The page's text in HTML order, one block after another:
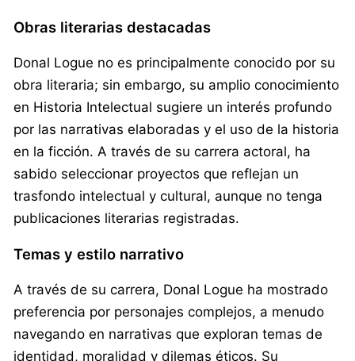
Obras literarias destacadas
Donal Logue no es principalmente conocido por su
obra literaria; sin embargo, su amplio conocimiento
en Historia Intelectual sugiere un interés profundo
por las narrativas elaboradas y el uso de la historia
en la ficción. A través de su carrera actoral, ha
sabido seleccionar proyectos que reflejan un
trasfondo intelectual y cultural, aunque no tenga
publicaciones literarias registradas.
Temas y estilo narrativo
A través de su carrera, Donal Logue ha mostrado
preferencia por personajes complejos, a menudo
navegando en narrativas que exploran temas de
identidad, moralidad y dilemas éticos. Su